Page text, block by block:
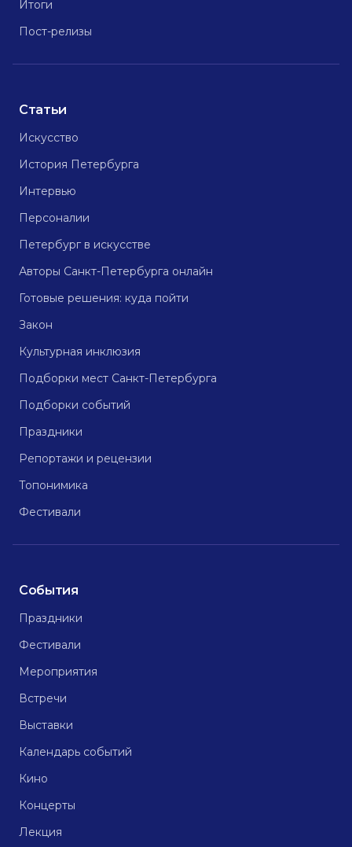
Итоги
Пост-релизы
Статьи
Искусство
История Петербурга
Интервью
Персоналии
Петербург в искусстве
Авторы Санкт-Петербурга онлайн
Готовые решения: куда пойти
Закон
Культурная инклюзия
Подборки мест Санкт-Петербурга
Подборки событий
Праздники
Репортажи и рецензии
Топонимика
Фестивали
События
Праздники
Фестивали
Мероприятия
Встречи
Выставки
Календарь событий
Кино
Концерты
Лекция